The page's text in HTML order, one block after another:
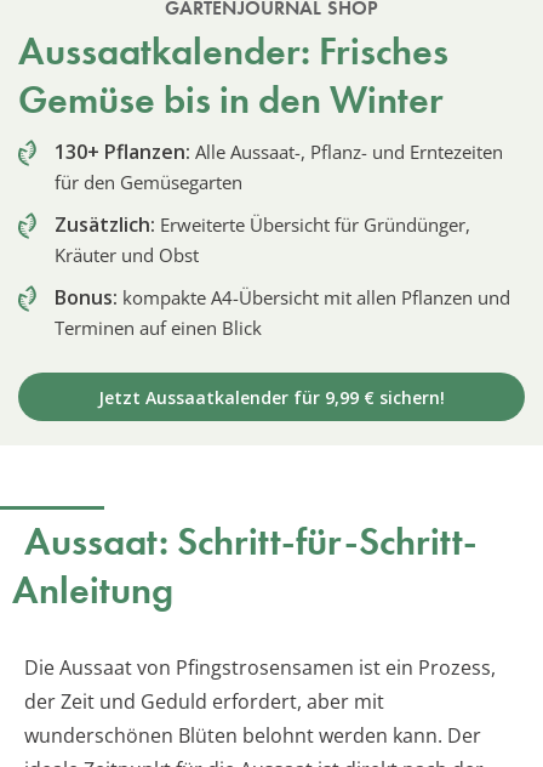
GARTENJOURNAL SHOP
Aussaatkalender: Frisches
Gemüse bis in den Winter
130+ Pflanzen: Alle Aussaat-, Pflanz- und Erntezeiten
für den Gemüsegarten
Zusätzlich: Erweiterte Übersicht für Gründünger,
Kräuter und Obst
Bonus: kompakte A4-Übersicht mit allen Pflanzen und
Terminen auf einen Blick
Jetzt Aussaatkalender für 9,99 € sichern!
Aussaat: Schritt-für-Schritt-
Anleitung
Die Aussaat von Pfingstrosensamen ist ein Prozess,
der Zeit und Geduld erfordert, aber mit
wunderschönen Blüten belohnt werden kann. Der